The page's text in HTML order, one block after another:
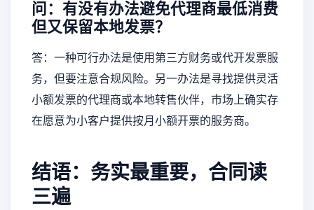
问：有没有办法避免代理商最低消费
但又保留本地发票？
答：一种可行办法是使用第三方财务或代开发票服
务，但要注意合规风险。另一办法是寻找提供灵活
小额发票的代理商或本地转售伙伴，市场上确实存
在愿意为小客户提供按月小额开票的服务商。
结语：务实最重要，合同读
三遍